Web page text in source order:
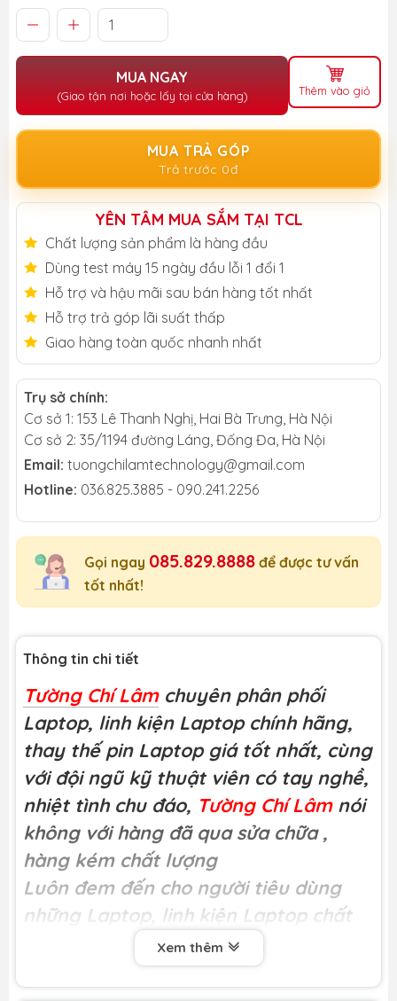
MUA NGAY
(Giao tận nơi hoặc lấy tại cửa hàng) Thêm vào giỏ
MUA TRẢ GÓP
Trả trước 0đ
YÊN TÂM MUA SẮM TẠI TCL
Chất lượng sản phẩm là hàng đầu
Dùng test máy 15 ngày đầu lỗi 1 đổi 1
Hỗ trợ và hậu mãi sau bán hàng tốt nhất
Hỗ trợ trả góp lãi suất thấp
Giao hàng toàn quốc nhanh nhất
Trụ sở chính:
Cơ sở 1: 153 Lê Thanh Nghị, Hai Bà Trưng, Hà Nội
Cơ sở 2: 35/1194 đường Láng, Đống Đa, Hà Nội
Email: tuongchilamtechnology@gmail.com
Hotline: 036.825.3885 - 090.241.2256
Gọi ngay 085.829.8888 để được tư vấn
tốt nhất!
Thông tin chi tiết
Tường Chí Lâm chuyên phân phối
Laptop, linh kiện Laptop chính hãng,
thay thế pin Laptop giá tốt nhất, cùng
với đội ngũ kỹ thuật viên có tay nghề,
nhiệt tình chu đáo, Tường Chí Lâm nói
không với hàng đã qua sửa chữa ,
hàng kém chất lượng
Luôn đem đến cho người tiêu dùng
những Laptop, linh kiện Laptop chất
Miễn phí công thay tạiTường Chí Lâm
Xem thêm